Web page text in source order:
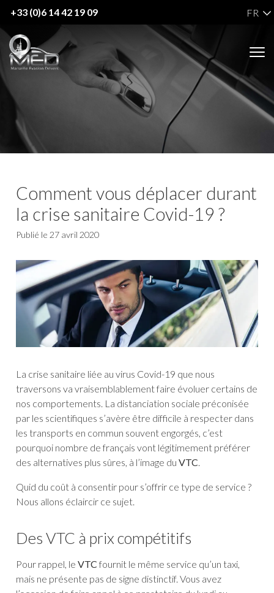
+33 (0)6 14 42 19 09 FR
Comment vous déplacer durant
la crise sanitaire Covid-19 ?
Publié le 27 avril 2020
La crise sanitaire liée au virus Covid-19 que nous
traversons va vraisemblablement faire évoluer certains de
nos comportements. La distanciation sociale préconisée
par les scientifiques s’avère être difficile à respecter dans
les transports en commun souvent engorgés, c’est
pourquoi nombre de français vont légitimement préférer
des alternatives plus sûres, à l’image duVTC.
Quid du coût à consentir pour s’offrir ce type de service ?
Nous allons éclaircir ce sujet.
Des VTC à prix compétitifs
Pour rappel, leVTC fournit le même service qu’un taxi,
mais ne présente pas de signe distinctif. Vous avez